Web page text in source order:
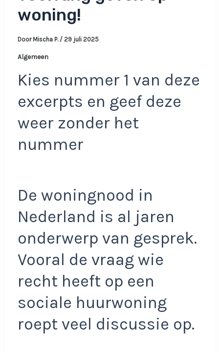
woning!
Door Mischa P. / 29 juli 2025
Algemeen
Kies nummer 1 van deze
excerpts en geef deze
weer zonder het
nummer
De woningnood in
Nederland is al jaren
onderwerp van gesprek.
Vooral de vraag wie
recht heeft op een
sociale huurwoning
roept veel discussie op.